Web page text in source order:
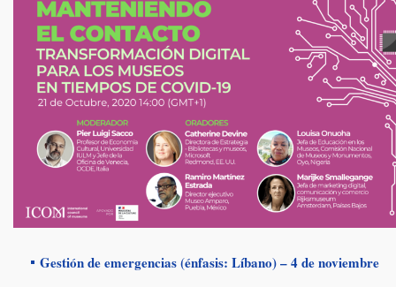
Gestión de emergencias (énfasis: Líbano) – 4 de noviembre